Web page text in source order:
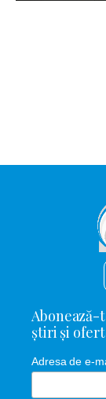
știri și
Adresa de e-